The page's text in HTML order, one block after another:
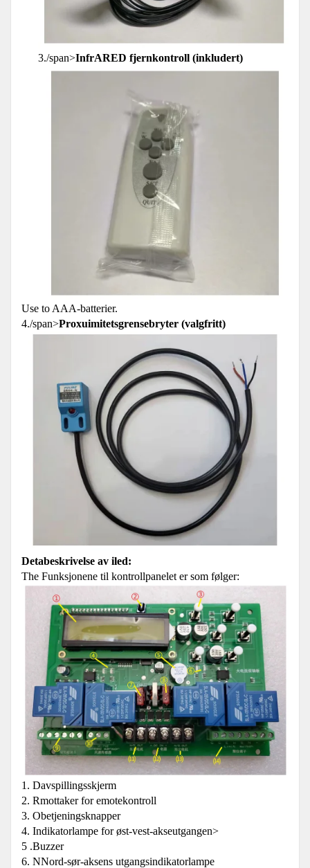
3./span>InfrARED fjernkontroll (inkludert)
Use to AAA-batterier.
4./span>Proxuimitetsgrensebryter (valgfritt)
Detabeskrivelse av iled:
The Funksjonene til kontrollpanelet er som følger:
1. Davspillingsskjerm
2. Rmottaker for emotekontroll
3. Obetjeningsknapper
4. Indikatorlampe for øst-vest-akseutgangen>
5 .Buzzer
6. NNord-sør-aksens utgangsindikatorlampe